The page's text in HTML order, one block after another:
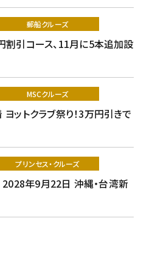
郵船クルーズ
引コース、11月に5本追加設
MSCクルーズ
ットクラブ祭り！3万円引きで
プリンセス・クルーズ
2028年9月22日 沖縄・台湾新